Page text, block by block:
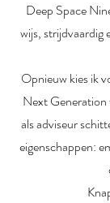
Deep Space
wijs, strijdvaardig
Opnieuw kies ik
Next Generation
als adviseur
eigenschappen: